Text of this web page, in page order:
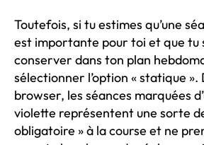
Toutefois, si tu estimes qu’une
est importante pour toi et que tu
conserver dans ton plan
sélectionner l’option « statique ».
browser, les séances marquées
violette représentent une sorte
obligatoire » à la course et ne